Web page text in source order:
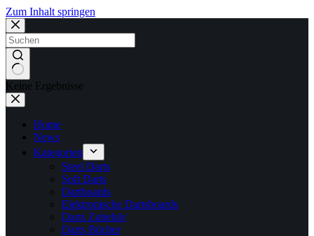
Zum Inhalt springen
Keine Ergebnisse
Home
News
Kategorien
Steel Darts
Soft Darts
Dartboards
Elektronische Dartsboards
Darts Zubehör
Darts Bücher